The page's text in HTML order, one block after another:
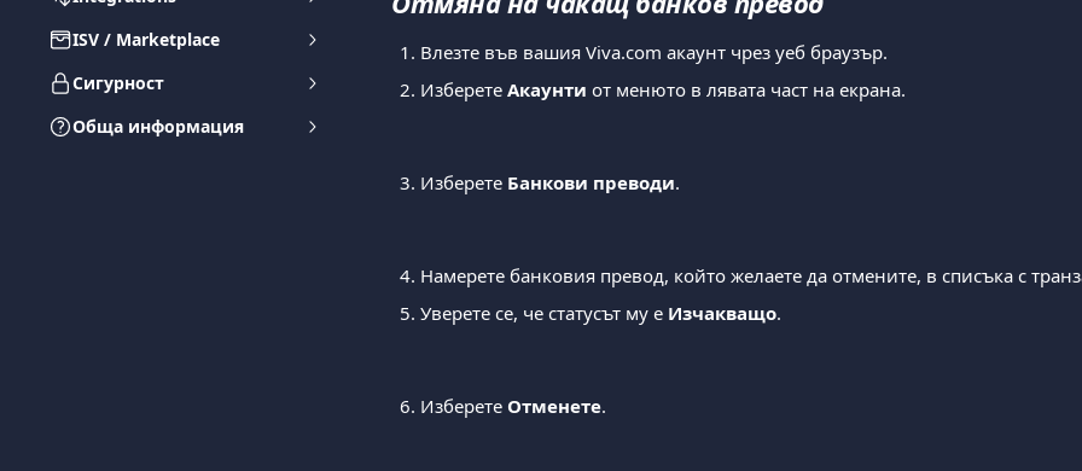
ISV / Marketplace
Сигурност
Обща информация
Влезте във вашия Viva.com акаунт чрез уеб браузър.
Изберете Акаунти от менюто в лявата част на екрана.
Изберете Банкови преводи.
Намерете банковия превод, който желаете да отмените, в списъка с
Уверете се, че статусът му е Изчакващо.
Изберете Отменете.